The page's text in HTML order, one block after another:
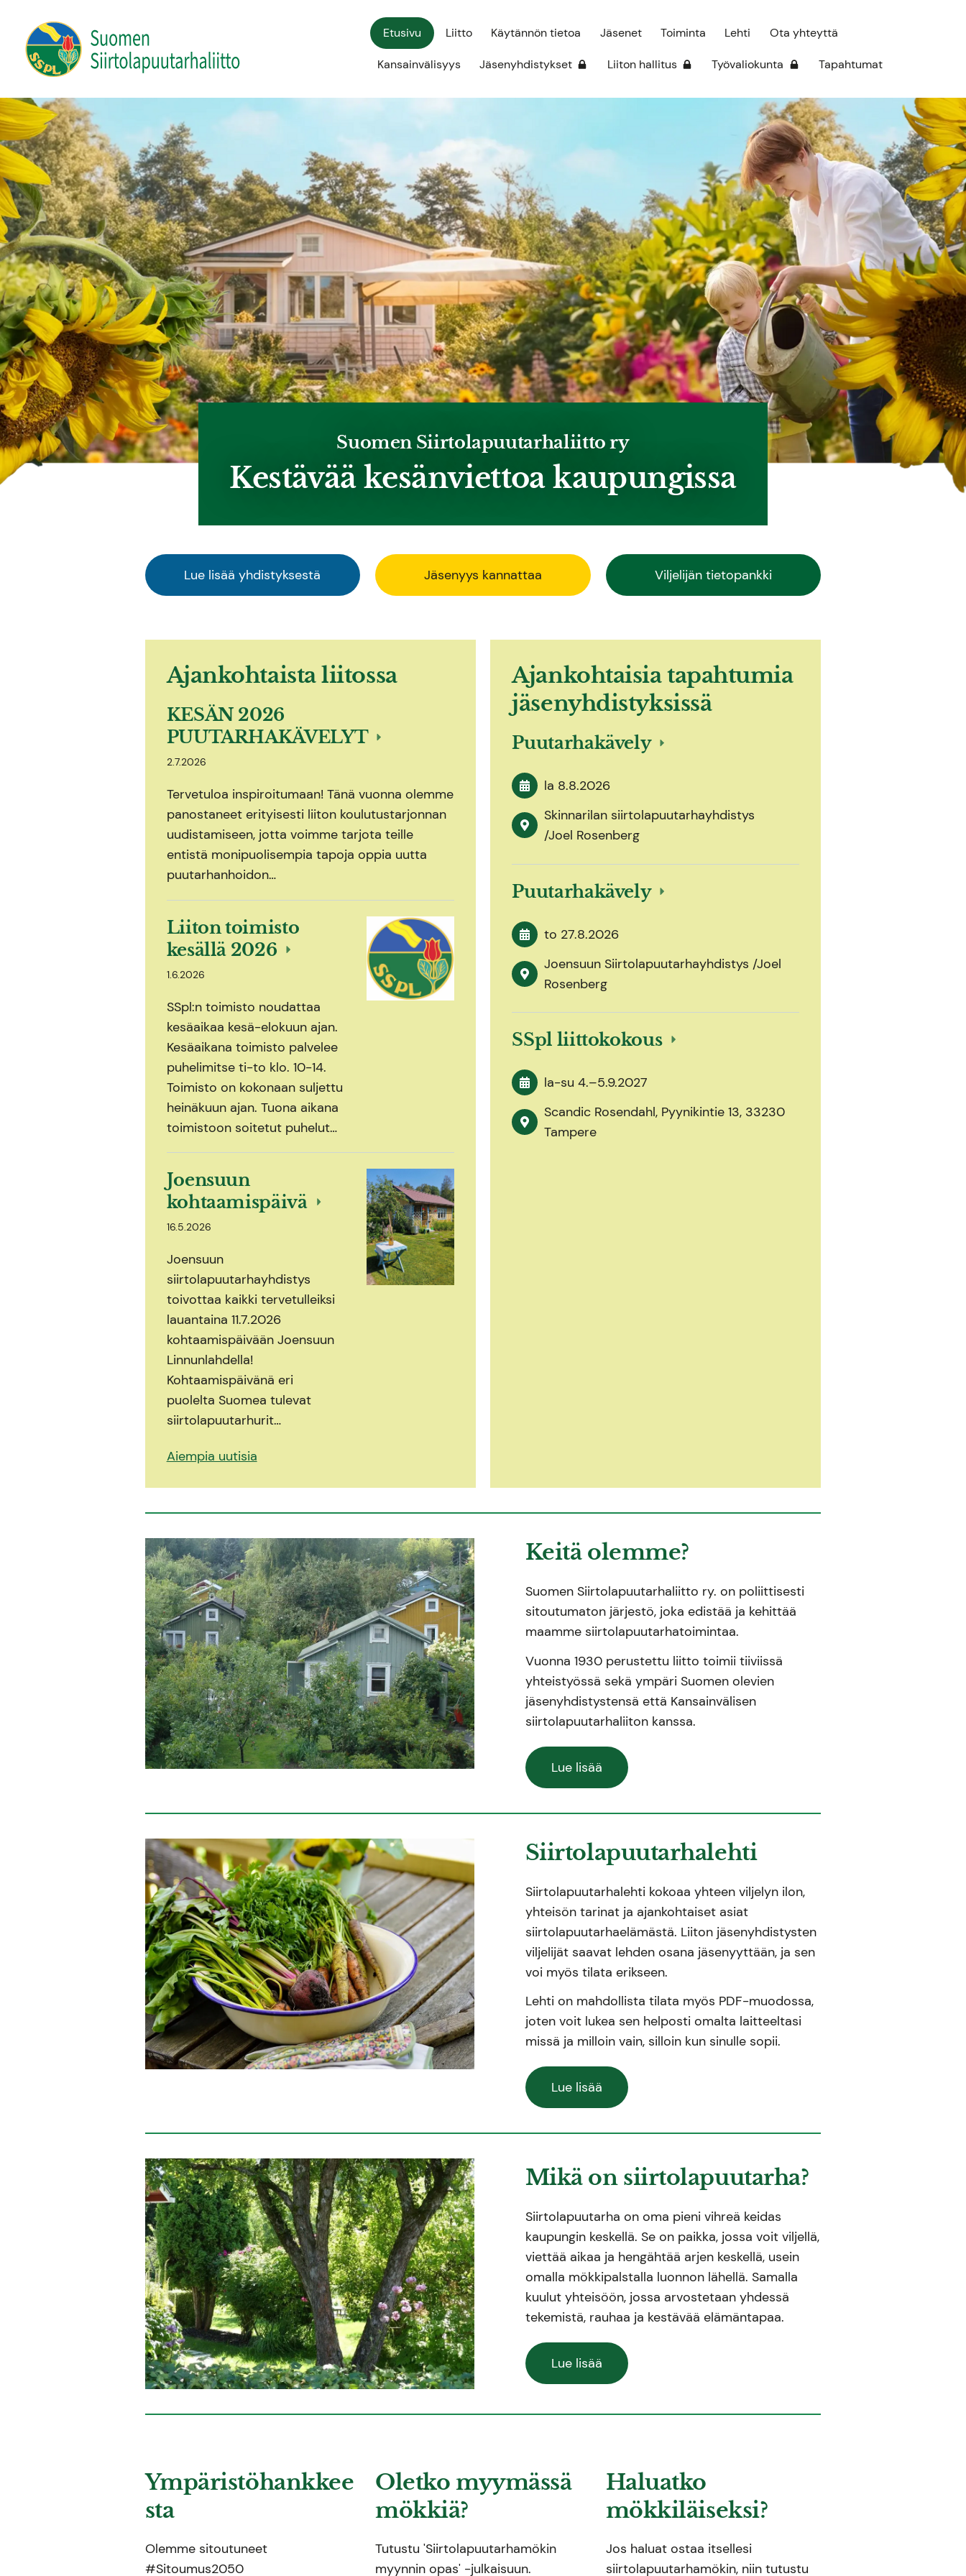
sivun
sisältöön
Suomen Siirtolapuutarhaliitto ry
Etusivu Liitto Käytännön tietoa Jäsenet Toiminta Lehti Ota yhteyttä
Kansainvälisyys Jäsenyhdistykset Liiton hallitus Työvaliokunta Tapahtumat
Suomen Siirtolapuutarhaliitto ry
Kestävää kesänviettoa kaupungissa
Lue lisää yhdistyksestä Jäsenyys kannattaa Viljelijän tietopankki
Ajankohtaista liitossa
KESÄN 2026
PUUTARHAKÄVELYT
2.7.2026
Tervetuloa inspiroitumaan! Tänä vuonna olemme
panostaneet erityisesti liiton koulutustarjonnan
uudistamiseen, jotta voimme tarjota teille
entistä monipuolisempia tapoja oppia uutta
puutarhanhoidon…
Liiton toimisto
kesällä 2026
1.6.2026
SSpl:n toimisto noudattaa
kesäaikaa kesä-elokuun ajan.
Kesäaikana toimisto palvelee
puhelimitse ti-to klo. 10-14.
Toimisto on kokonaan suljettu
heinäkuun ajan. Tuona aikana
toimistoon soitetut puhelut…
Joensuun
kohtaamispäivä
16.5.2026
Joensuun
siirtolapuutarhayhdistys
toivottaa kaikki tervetulleiksi
lauantaina 11.7.2026
kohtaamispäivään Joensuun
Linnunlahdella!
Kohtaamispäivänä eri
puolelta Suomea tulevat
siirtolapuutarhurit…
Aiempia uutisia
Ajankohtaisia tapahtumia
jäsenyhdistyksissä
Puutarhakävely
la 8.8.2026
Skinnarilan siirtolapuutarhayhdistys
/Joel Rosenberg
Puutarhakävely
to 27.8.2026
Joensuun Siirtolapuutarhayhdistys /Joel
Rosenberg
SSpl liittokokous
la-su4.–5.9.2027
Scandic Rosendahl, Pyynikintie 13, 33230
Tampere
Keitä olemme?
Suomen Siirtolapuutarhaliitto ry. on poliittisesti
sitoutumaton järjestö, joka edistää ja kehittää
maamme siirtolapuutarhatoimintaa.
Vuonna 1930 perustettu liitto toimii tiiviissä
yhteistyössä sekä ympäri Suomen olevien
jäsenyhdistystensä että Kansainvälisen
siirtolapuutarhaliiton kanssa.
Lue lisää
Siirtolapuutarhalehti
Siirtolapuutarhalehti kokoaa yhteen viljelyn ilon,
yhteisön tarinat ja ajankohtaiset asiat
siirtolapuutarhaelämästä. Liiton jäsenyhdistysten
viljelijät saavat lehden osana jäsenyyttään, ja sen
voi myös tilata erikseen.
Lehti on mahdollista tilata myös PDF-muodossa,
joten voit lukea sen helposti omalta laitteeltasi
missä ja milloin vain, silloin kun sinulle sopii.
Lue lisää
Mikä on siirtolapuutarha?
Siirtolapuutarha on oma pieni vihreä keidas
kaupungin keskellä. Se on paikka, jossa voit viljellä,
viettää aikaa ja hengähtää arjen keskellä, usein
omalla mökkipalstalla luonnon lähellä. Samalla
kuulut yhteisöön, jossa arvostetaan yhdessä
tekemistä, rauhaa ja kestävää elämäntapaa.
Lue lisää
Ympäristöhankkee
sta
Olemme sitoutuneet
#Sitoumus2050
Oletko myymässä
mökkiä?
Tutustu 'Siirtolapuutarhamökin
myynnin opas' -julkaisuun.
Haluatko
mökkiläiseksi?
Jos haluat ostaa itsellesi
siirtolapuutarhamökin, niin tutustu